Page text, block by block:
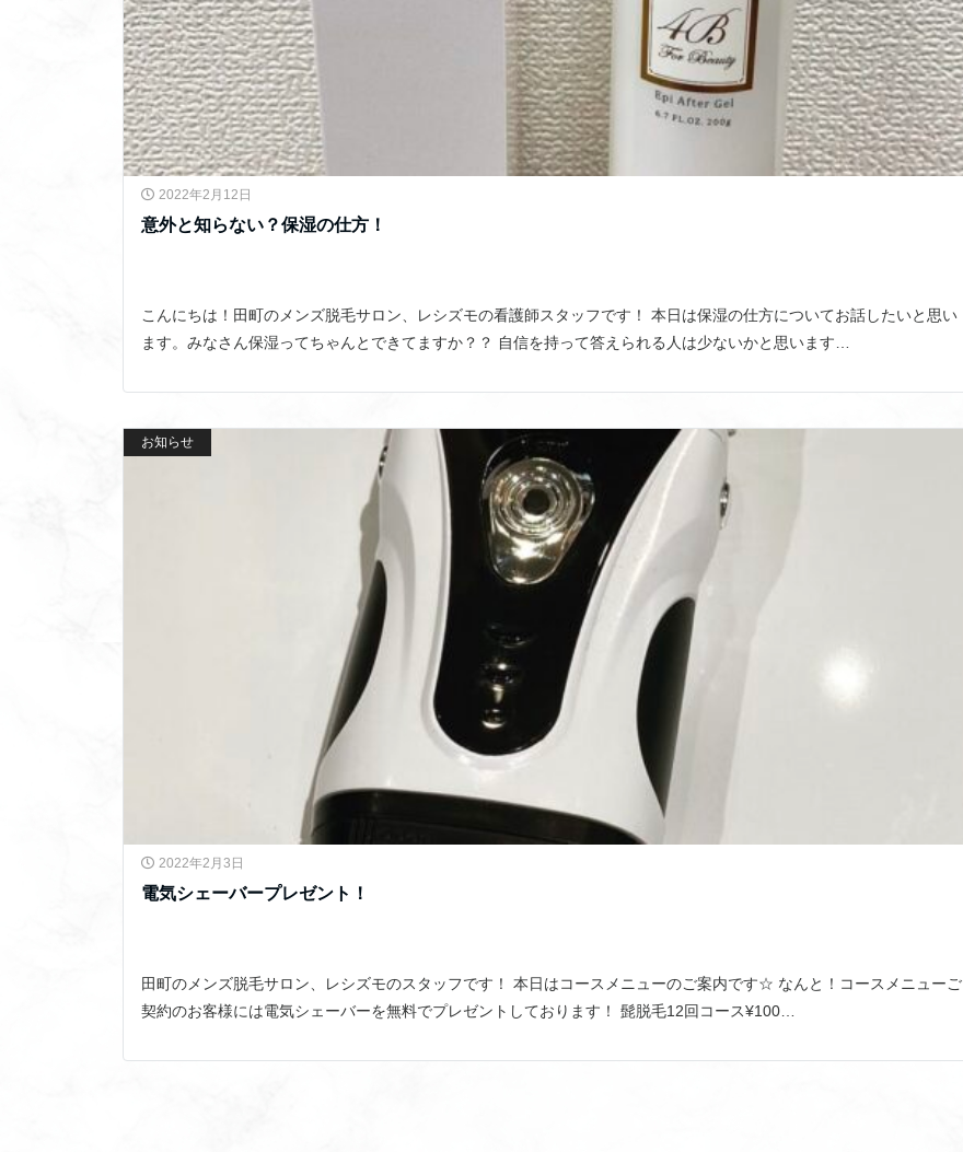
2022年2月12日
意外と知らない？保湿の仕方！
こんにちは！田町のメンズ脱毛サロン、レシズモの看護師スタッフです！ 本日は保湿の仕方についてお話したいと思い
ます。みなさん保湿ってちゃんとできてますか？？ 自信を持って答えられる人は少ないかと思います…
お知らせ
2022年2月3日
電気シェーバープレゼント！
田町のメンズ脱毛サロン、レシズモのスタッフです！ 本日はコースメニューのご案内です☆ なんと！コースメニューご
契約のお客様には電気シェーバーを無料でプレゼントしております！ 髭脱毛12回コース¥100…